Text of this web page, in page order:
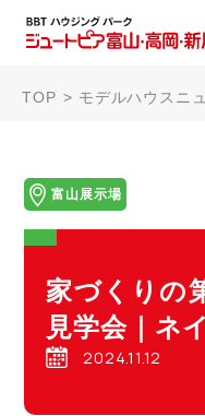
TOP モデルハウスニ
富山展示場
家づくりの
見学会｜ネ
2024.11.12